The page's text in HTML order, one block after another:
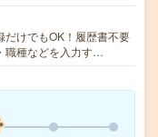
けでもOK！履歴書不要
職種などを入力す…